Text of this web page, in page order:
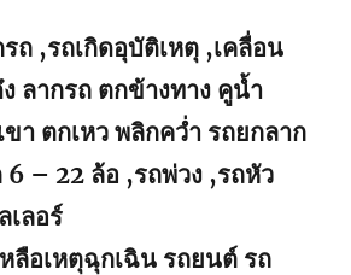
ถ ,รถเกิดอุบัติเหตุ ,เคลื่อน
ลากรถ ตกข้างทาง คูน้ำ
ขา ตกเหว พลิกคว่ำ รถยกลาก
6 – 22 ล้อ ,รถพ่วง ,รถหัว
เลอร์
ลือเหตุฉุกเฉิน รถยนต์ รถ